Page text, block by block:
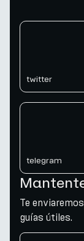
twitter
telegram
Te
guías útiles.